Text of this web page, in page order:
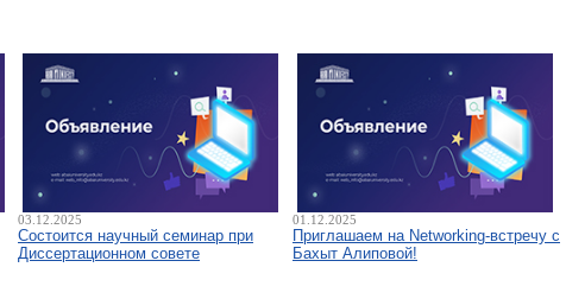
03.12.2025
Состоится научный семинар при
Диссертационном совете
01.12.2025
Приглашаем на Networking-встречу с
Бахыт Алиповой!